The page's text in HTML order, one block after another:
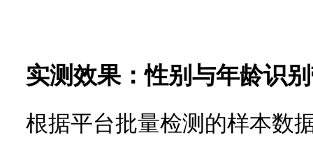
实测效果：性别与年龄识
根据平台批量检测的样本数